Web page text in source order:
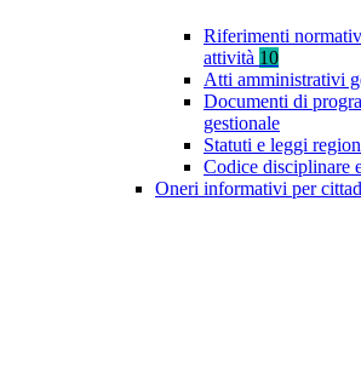
Riferimenti
attività 10
Atti amministrativi
Documenti di
gestionale
Statuti e leggi
Codice disciplinare
Oneri informativi per